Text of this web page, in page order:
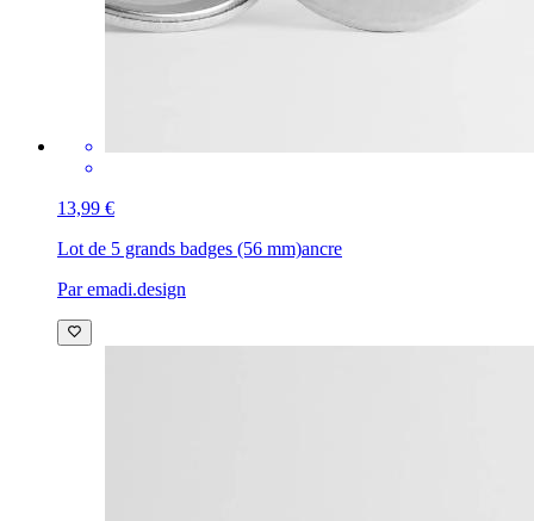
13,99 €
Lot de 5 grands badges (56 mm)ancre
Par emadi.design